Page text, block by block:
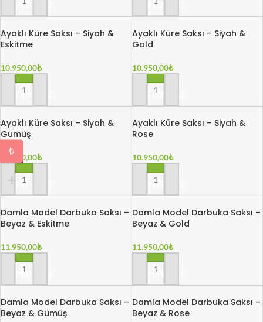
SEPETE EKLE SEPETE EKLE
Ayaklı Küre Saksı – Siyah &
Eskitme
10.950,00₺
SEPETE EKLE
Ayaklı Küre Saksı – Siyah &
Gold
10.950,00₺
SEPETE EKLE
Ayaklı Küre Saksı – Siyah &
Gümüş
10.950,00₺
SEPETE EKLE
Ayaklı Küre Saksı – Siyah &
Rose
10.950,00₺
SEPETE EKLE
Damla Model Darbuka Saksı –
Beyaz & Eskitme
11.950,00₺
SEPETE EKLE
Damla Model Darbuka Saksı –
Beyaz & Gold
11.950,00₺
SEPETE EKLE
Damla Model Darbuka Saksı –
Beyaz & Gümüş
Damla Model Darbuka Saksı –
Beyaz & Rose
₺